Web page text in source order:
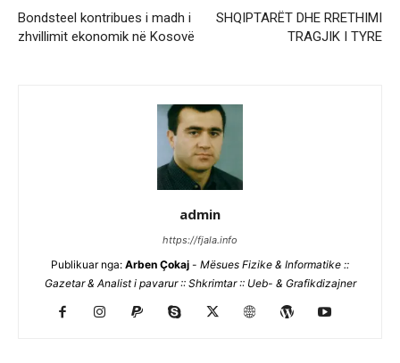
Bondsteel kontribues i madh i
zhvillimit ekonomik në Kosovë
SHQIPTARËT DHE RRETHIMI
TRAGJIK I TYRE
admin
https://fjala.info
Publikuar nga: Arben Çokaj - Mësues Fizike & Informatike ::
Gazetar & Analist i pavarur :: Shkrimtar :: Ueb- & Grafikdizajner